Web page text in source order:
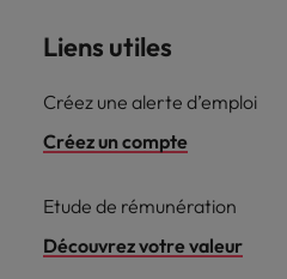
Liens utiles
Créez une alerte d’emploi
Créez un compte
Etude de rémunération
Découvrez votre valeur